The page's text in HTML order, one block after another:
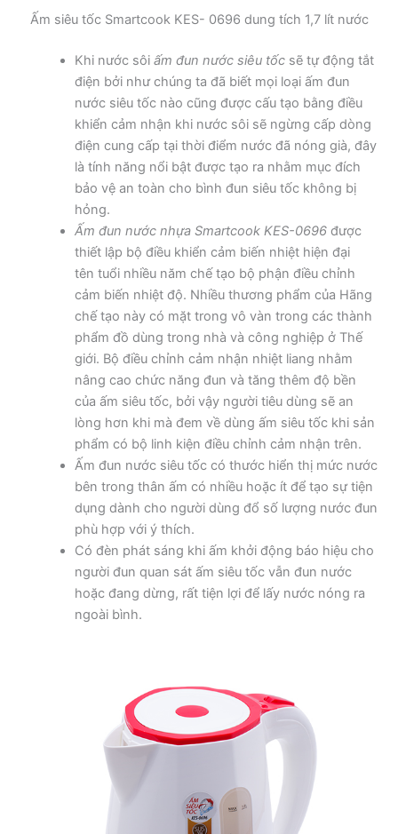
Ấm siêu tốc Smartcook KES- 0696 dung tích 1,7 lít nước
Khi nước sôi ấm đun nước siêu tốcsẽ tự động tắt
điện bởi như chúng ta đã biết mọi loại ấm đun
nước siêu tốc nào cũng được cấu tạo bằng điều
khiển cảm nhận khi nước sôi sẽ ngừng cấp dòng
điện cung cấp tại thời điểm nước đã nóng già, đây
là tính năng nổi bật được tạo ra nhằm mục đích
bảo vệ an toàn cho bình đun siêu tốc không bị
hỏng.
Ấm đun nước nhựa Smartcook KES-0696được
thiết lập bộ điều khiển cảm biến nhiệt hiện đại
tên tuổi nhiều năm chế tạo bộ phận điều chỉnh
cảm biến nhiệt độ. Nhiều thương phẩm của Hãng
chế tạo này có mặt trong vô vàn trong các thành
phẩm đồ dùng trong nhà và công nghiệp ở Thế
giới. Bộ điều chỉnh cảm nhận nhiệt liang nhằm
nâng cao chức năng đun và tăng thêm độ bền
của ấm siêu tốc, bởi vậy người tiêu dùng sẽ an
lòng hơn khi mà đem về dùng ấm siêu tốc khi sản
phẩm có bộ linh kiện điều chỉnh cảm nhận trên.
Ấm đun nước siêu tốc có thước hiển thị mức nước
bên trong thân ấm có nhiều hoặc ít để tạo sự tiện
dụng dành cho người dùng đổ số lượng nước đun
phù hợp với ý thích.
Có đèn phát sáng khi ấm khởi động báo hiệu cho
người đun quan sát ấm siêu tốc vẫn đun nước
hoặc đang dừng, rất tiện lợi để lấy nước nóng ra
ngoài bình.